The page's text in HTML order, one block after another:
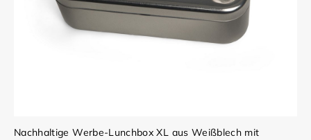
Nachhaltige Werbe-Lunchbox XL aus Weißblech mit